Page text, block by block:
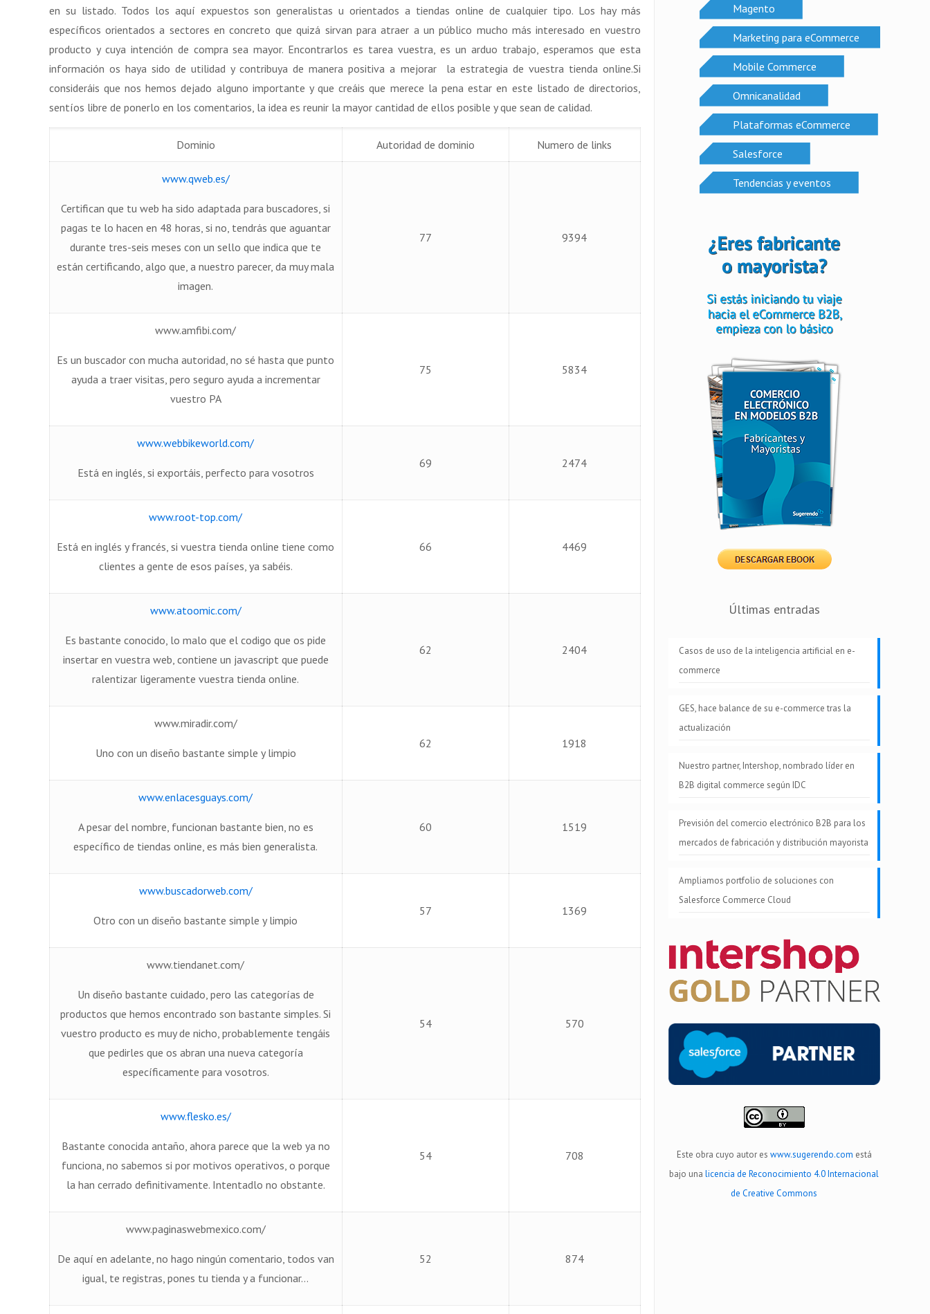
en su listado. Todos los aquí expuestos son generalistas u orientados a tiendas online de cualquier tipo. Los hay más
específicos orientados a sectores en concreto que quizá sirvan para atraer a un público mucho más interesado en vuestro
producto y cuya intención de compra sea mayor. Encontrarlos es tarea vuestra, es un arduo trabajo, esperamos que esta
información os haya sido de utilidad y contribuya de manera positiva a mejorar la estrategia de vuestra tienda online.Si
consideráis que nos hemos dejado alguno importante y que creáis que merece la pena estar en este listado de directorios,
sentíos libre de ponerlo en los comentarios, la idea es reunir la mayor cantidad de ellos posible y que sean de calidad.
Dominio Autoridad de dominio Numero de links
www.qweb.es/
Certifican que tu web ha sido adaptada para buscadores, si
pagas te lo hacen en 48 horas, si no, tendrás que aguantar
durante tres-seis meses con un sello que indica que te
están certificando, algo que, a nuestro parecer, da muy mala
imagen.
77 9394
www.amfibi.com/
Es un buscador con mucha autoridad, no sé hasta que punto
ayuda a traer visitas, pero seguro ayuda a incrementar
vuestro PA
75 5834
www.webbikeworld.com/
Está en inglés, si exportáis, perfecto para vosotros
69 2474
www.root-top.com/
Está en inglés y francés, si vuestra tienda online tiene como
clientes a gente de esos países, ya sabéis.
66 4469
www.atoomic.com/
Es bastante conocido, lo malo que el codigo que os pide
insertar en vuestra web, contiene un javascript que puede
ralentizar ligeramente vuestra tienda online.
62 2404
www.miradir.com/
Uno con un diseño bastante simple y limpio
62 1918
www.enlacesguays.com/
A pesar del nombre, funcionan bastante bien, no es
específico de tiendas online, es más bien generalista.
60 1519
www.buscadorweb.com/
Otro con un diseño bastante simple y limpio
57 1369
www.tiendanet.com/
Un diseño bastante cuidado, pero las categorías de
productos que hemos encontrado son bastante simples. Si
vuestro producto es muy de nicho, probablemente tengáis
que pedirles que os abran una nueva categoría
específicamente para vosotros.
54 570
www.flesko.es/
Bastante conocida antaño, ahora parece que la web ya no
funciona, no sabemos si por motivos operativos, o porque
la han cerrado definitivamente. Intentadlo no obstante.
54 708
www.paginaswebmexico.com/
De aquí en adelante, no hago ningún comentario, todos van
igual, te registras, pones tu tienda y a funcionar…
52 874
Magento
Marketing para eCommerce
Mobile Commerce
Omnicanalidad
Plataformas eCommerce
Salesforce
Tendencias y eventos
Últimas entradas
Casos de uso de la inteligencia artificial en e-
commerce
GES, hace balance de su e-commerce tras la
actualización
Nuestro partner, Intershop, nombrado líder en
B2B digital commerce según IDC
Previsión del comercio electrónico B2B para los
mercados de fabricación y distribución mayorista
Ampliamos portfolio de soluciones con
Salesforce Commerce Cloud
Este obra cuyo autor es www.sugerendo.com está
bajo unalicencia de Reconocimiento 4.0 Internacional
de Creative Commons